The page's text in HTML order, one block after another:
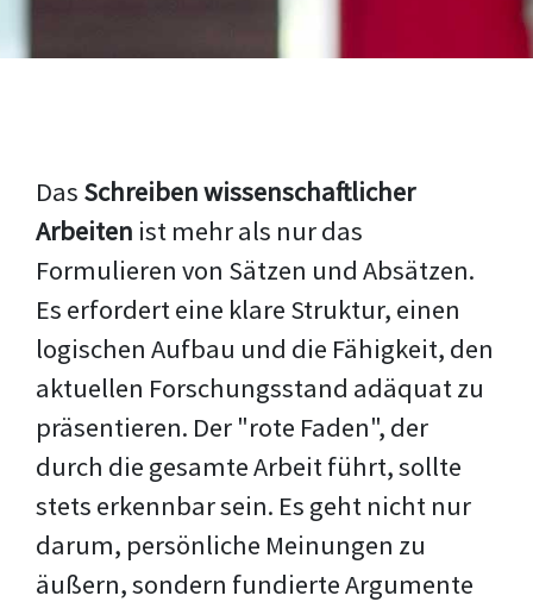
Das Schreiben wissenschaftlicher
Arbeiten ist mehr als nur das
Formulieren von Sätzen und Absätzen.
Es erfordert eine klare Struktur, einen
logischen Aufbau und die Fähigkeit, den
aktuellen Forschungsstand adäquat zu
präsentieren. Der "rote Faden", der
durch die gesamte Arbeit führt, sollte
stets erkennbar sein. Es geht nicht nur
darum, persönliche Meinungen zu
äußern, sondern fundierte Argumente